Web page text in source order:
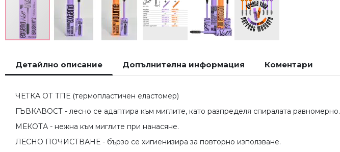
началото
на
със
снимки
Детайлно описание
ЧЕТКА ОТ ТПЕ (термопластичен еластомер)
ГЪВКАВОСТ - лесно се адаптира към миглите, като разпределя спиралата равномерно.
МЕКОТА - нежна към миглите при нанасяне.
ЛЕСНО ПОЧИСТВАНЕ - бързо се хигиенизира за повторно използване.
Допълнителна информация Коментари